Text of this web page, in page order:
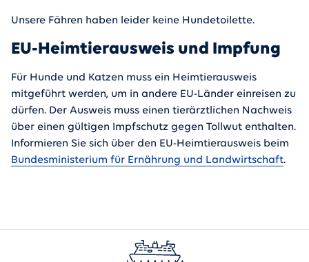
Unsere Fähren haben leider keine Hundetoilette.
EU-Heimtierausweis und Impfung
Für Hunde und Katzen muss ein Heimtierausweis
mitgeführt werden, um in andere EU-Länder einreisen zu
dürfen. Der Ausweis muss einen tierärztlichen Nachweis
über einen gültigen Impfschutz gegen Tollwut enthalten.
Informieren Sie sich über den EU-Heimtierausweis beim
Bundesministerium für Ernährung und Landwirtschaft.